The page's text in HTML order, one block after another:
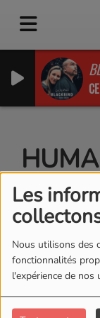
Les
Nous utilisons des
fonctionnalités
l'expérience de nos